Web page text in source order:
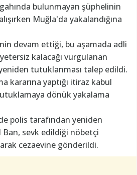
bulunmayan şüphelinin
Muğla'da yakalandığına
devam ettiği, bu aşamada adli
kalacağı vurgulanan
tutuklanması talep edildi.
kararına yaptığı itiraz kabul
dönük yakalama
polis tarafından yeniden
Ban, sevk edildiği nöbetçi
cezaevine gönderildi.